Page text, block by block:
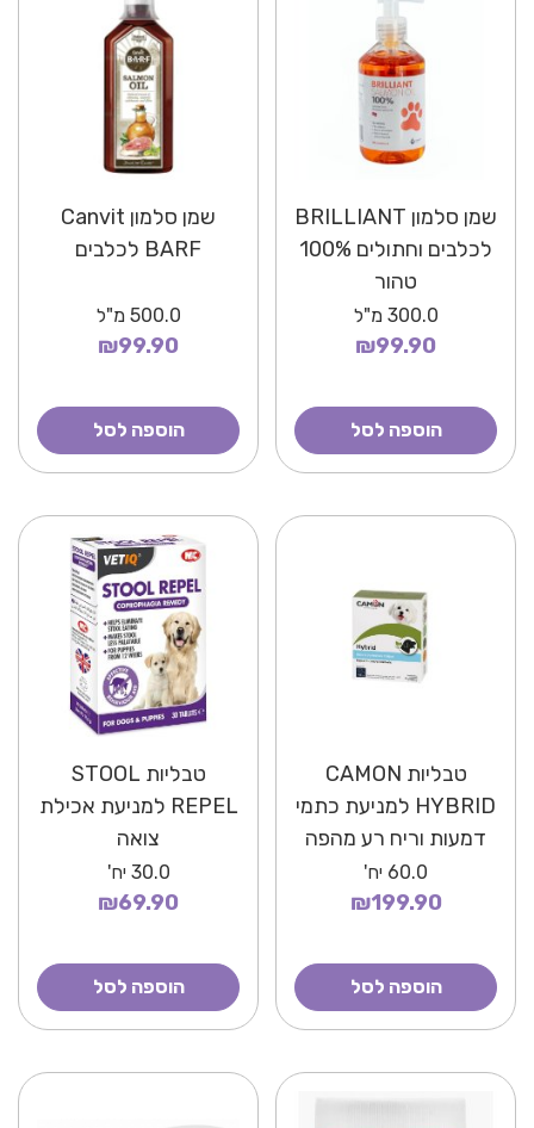
שמן סלמון BRILLIANT
לכלבים וחתולים 100%
טהור
300.0 מ"ל
₪99.90
הוספה לסל
שמן סלמון Canvit
BARF לכלבים
500.0 מ"ל
₪99.90
הוספה לסל
טבליות CAMON
HYBRID למניעת כתמי
דמעות וריח רע מהפה
60.0 יח'
₪199.90
הוספה לסל
טבליות STOOL
REPEL למניעת אכילת
צואה
30.0 יח'
₪69.90
הוספה לסל